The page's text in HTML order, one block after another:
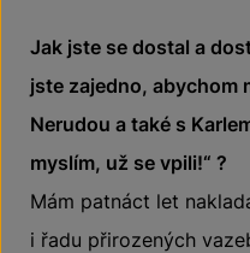
Jak jste se dostal a
jste zajedno, abychom
Nerudou a také s
myslím, už se vpili!“ ?
Mám patnáct let
i řadu přirozených